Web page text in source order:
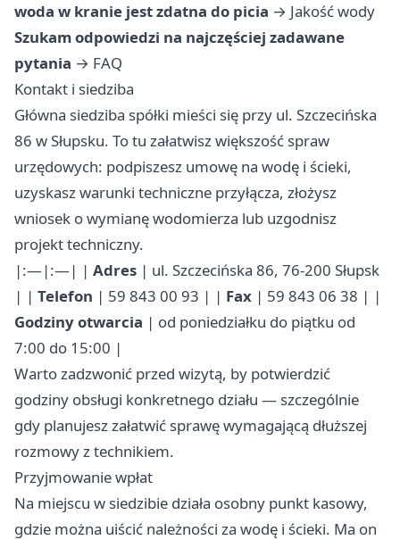
woda w kranie jest zdatna do picia → Jakość wody
Szukam odpowiedzi na najczęściej zadawane
pytania → FAQ
Kontakt i siedziba
Główna siedziba spółki mieści się przy ul. Szczecińska
86 w Słupsku. To tu załatwisz większość spraw
urzędowych: podpiszesz umowę na wodę i ścieki,
uzyskasz warunki techniczne przyłącza, złożysz
wniosek o wymianę wodomierza lub uzgodnisz
projekt techniczny.
|:—|:—| | Adres | ul. Szczecińska 86, 76-200 Słupsk
| | Telefon | 59 843 00 93 | | Fax | 59 843 06 38 | |
Godziny otwarcia | od poniedziałku do piątku od
7:00 do 15:00 |
Warto zadzwonić przed wizytą, by potwierdzić
godziny obsługi konkretnego działu — szczególnie
gdy planujesz załatwić sprawę wymagającą dłuższej
rozmowy z technikiem.
Przyjmowanie wpłat
Na miejscu w siedzibie działa osobny punkt kasowy,
gdzie można uiścić należności za wodę i ścieki. Ma on